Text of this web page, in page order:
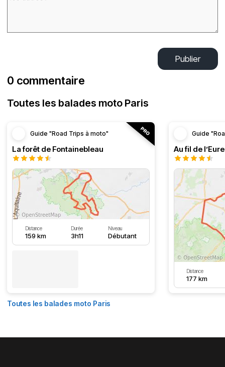
Publier
0 commentaire
Toutes les balades moto Paris
Guide "Road Trips à moto"
La forêt de Fontainebleau
Distance
159 km
Durée
3h11
Niveau
Débutant
Guide
Au fil de l’Eure
Distance
177 km
Toutes les balades moto Paris